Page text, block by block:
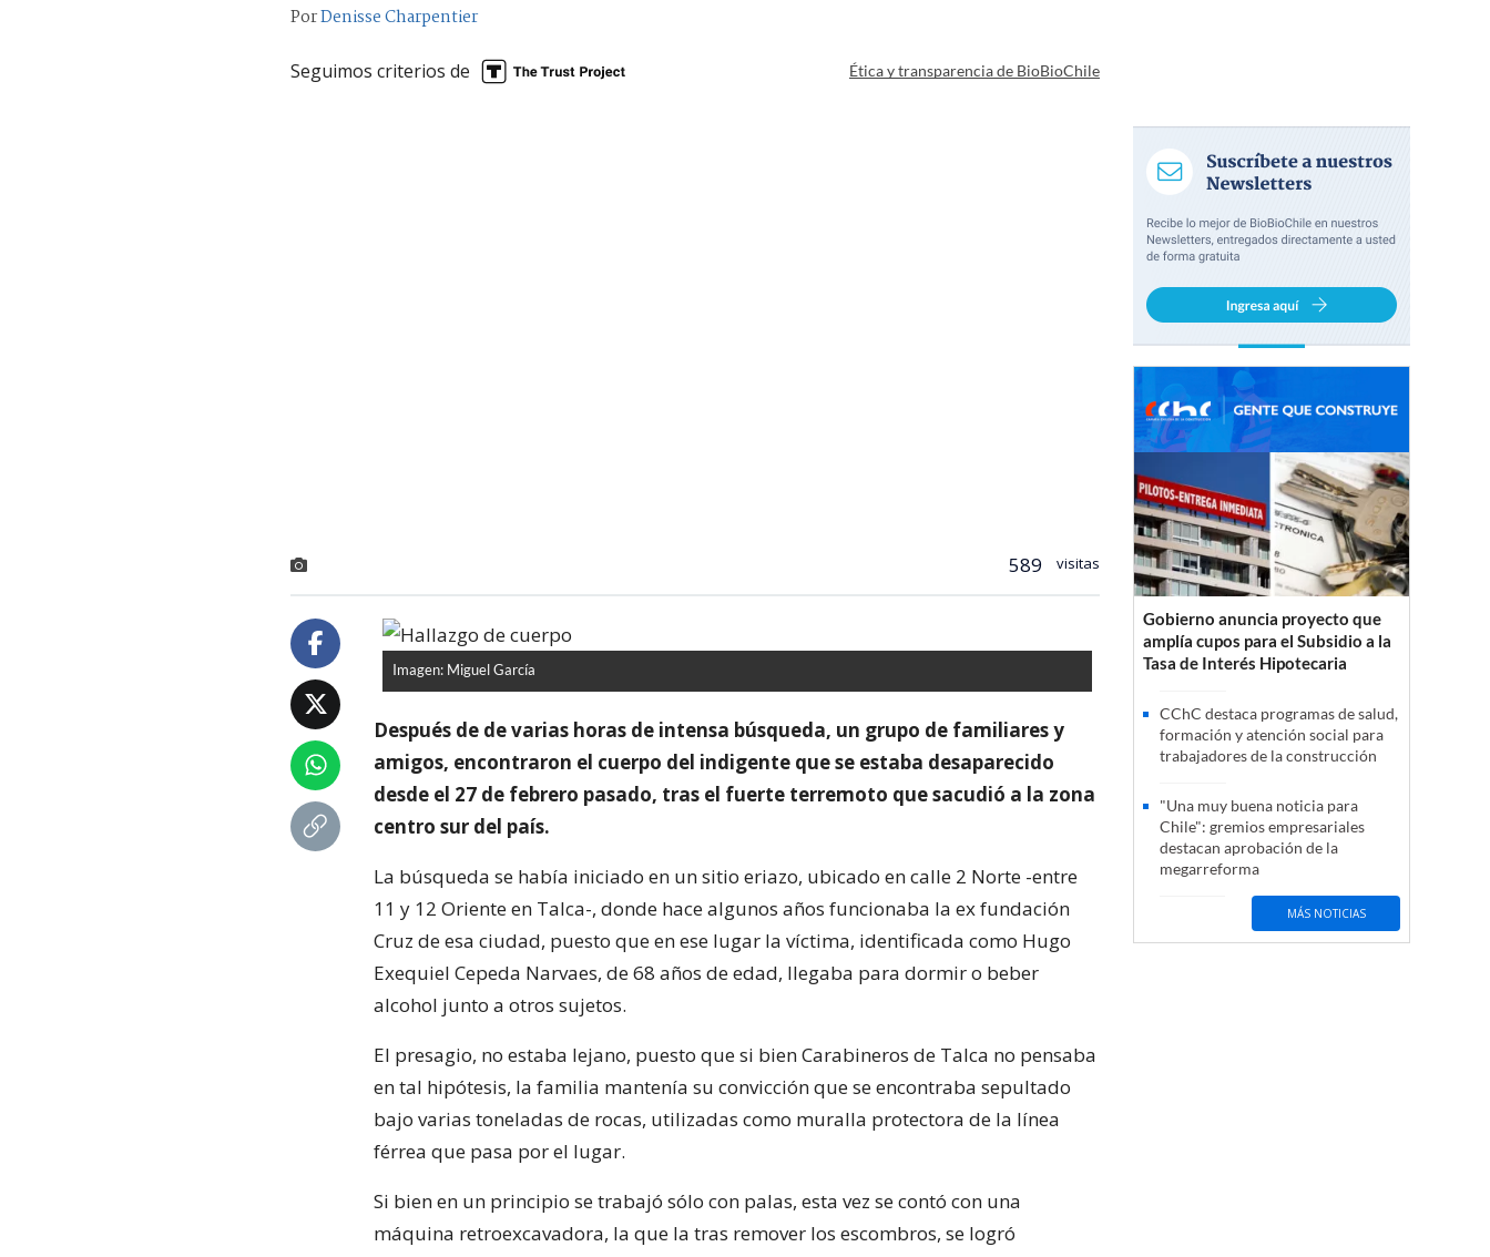
PorDenisse Charpentier
Seguimos criterios de Ética y transparencia de BioBioChile
589 visitas
Imagen: Miguel García
Después de de varias horas de intensa búsqueda, un grupo de familiares y
amigos, encontraron el cuerpo del indigente que se estaba desaparecido
desde el 27 de febrero pasado, tras el fuerte terremoto que sacudió a la zona
centro sur del país.
La búsqueda se había iniciado en un sitio eriazo, ubicado en calle 2 Norte -entre
11 y 12 Oriente en Talca-, donde hace algunos años funcionaba la ex fundación
Cruz de esa ciudad, puesto que en ese lugar la víctima, identificada como Hugo
Exequiel Cepeda Narvaes, de 68 años de edad, llegaba para dormir o beber
alcohol junto a otros sujetos.
El presagio, no estaba lejano, puesto que si bien Carabineros de Talca no pensaba
en tal hipótesis, la familia mantenía su convicción que se encontraba sepultado
bajo varias toneladas de rocas, utilizadas como muralla protectora de la línea
férrea que pasa por el lugar.
Si bien en un principio se trabajó sólo con palas, esta vez se contó con una
máquina retroexcavadora, la que la tras remover los escombros, se logró
Gobierno anuncia proyecto que
amplía cupos para el Subsidio a la
Tasa de Interés Hipotecaria
CChC destaca programas de salud,
formación y atención social para
trabajadores de la construcción
"Una muy buena noticia para
Chile": gremios empresariales
destacan aprobación de la
megarreforma
MÁS NOTICIAS